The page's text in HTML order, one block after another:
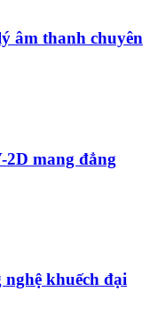
âm thanh chuyên
mang đẳng
nghệ khuếch đại